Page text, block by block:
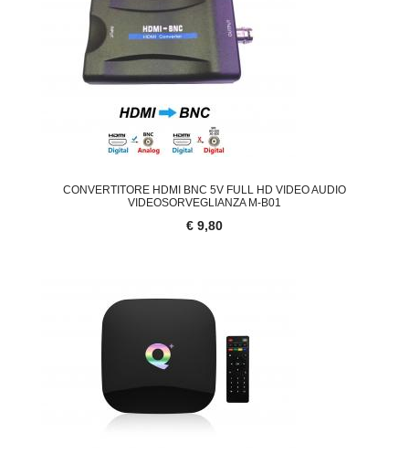
CONVERTITORE HDMI BNC 5V FULL HD VIDEO AUDIO
VIDEOSORVEGLIANZA M-B01
€ 9,80